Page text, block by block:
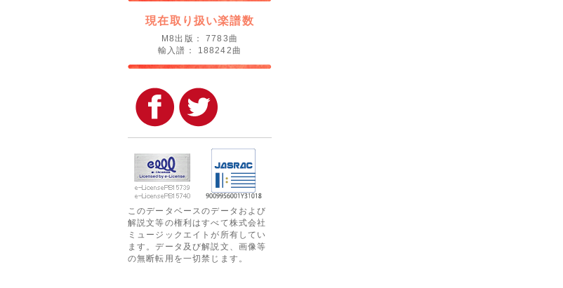
現在取り扱い楽譜数
M8出版： 7783曲
輸入譜： 188242曲
このデータベースのデータおよび
解説文等の権利はすべて株式会社
ミュージックエイトが所有してい
ます。データ及び解説文、画像等
の無断転用を一切禁じます。